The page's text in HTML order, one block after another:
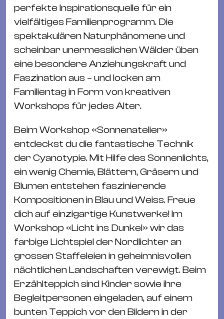
perfekte Inspirationsquelle für ein
vielfältiges Familienprogramm. Die
spektakulären Naturphänomene und
scheinbar unermesslichen Wälder üben
eine besondere Anziehungskraft und
Faszination aus – und locken am
Familientag in Form von kreativen
Workshops für jedes Alter.
Beim Workshop «Sonnenatelier»
entdeckst du die fantastische Technik
der Cyanotypie. Mit Hilfe des Sonnenlichts,
ein wenig Chemie, Blättern, Gräsern und
Blumen entstehen faszinierende
Kompositionen in Blau und Weiss. Freue
dich auf einzigartige Kunstwerke! Im
Workshop «Licht ins Dunkel» wir das
farbige Lichtspiel der Nordlichter an
grossen Staffeleien in geheimnisvollen
nächtlichen Landschaften verewigt. Beim
Erzählteppich sind Kinder sowie ihre
Begleitpersonen eingeladen, auf einem
bunten Teppich vor den Bildern in der